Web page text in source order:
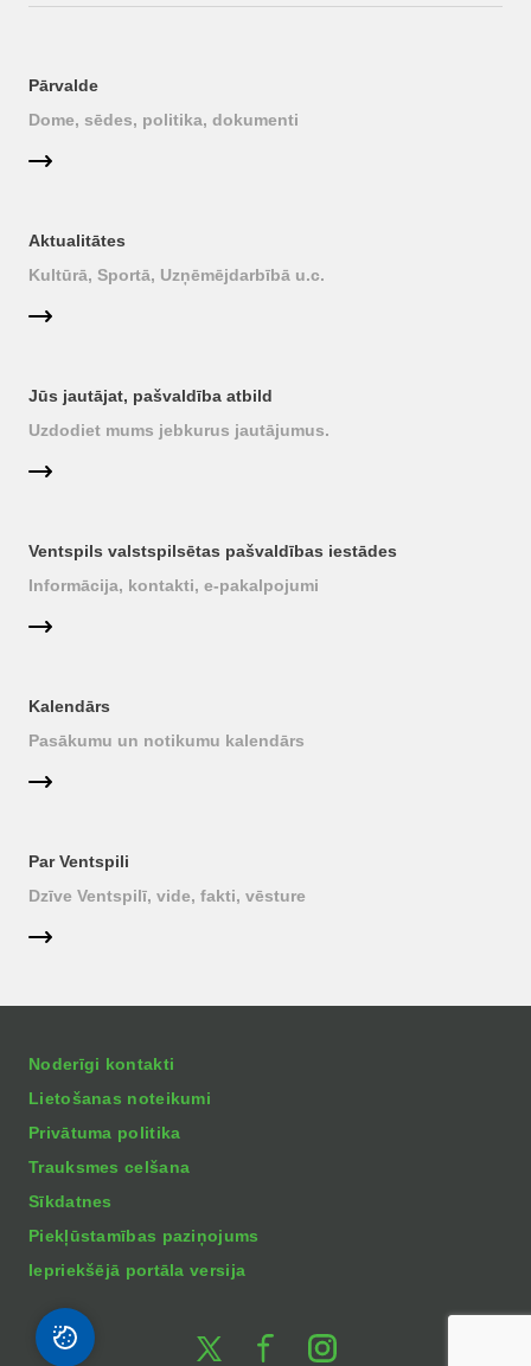
Pārvalde
Dome, sēdes, politika, dokumenti
Aktualitātes
Kultūrā, Sportā, Uzņēmējdarbībā u.c.
Jūs jautājat, pašvaldība atbild
Uzdodiet mums jebkurus jautājumus.
Ventspils valstspilsētas pašvaldības iestādes
Informācija, kontakti, e-pakalpojumi
Kalendārs
Pasākumu un notikumu kalendārs
Par Ventspili
Dzīve Ventspilī, vide, fakti, vēsture
Noderīgi kontakti
Lietošanas noteikumi
Privātuma politika
Trauksmes celšana
Sīkdatnes
Piekļūstamības paziņojums
Iepriekšējā portāla versija